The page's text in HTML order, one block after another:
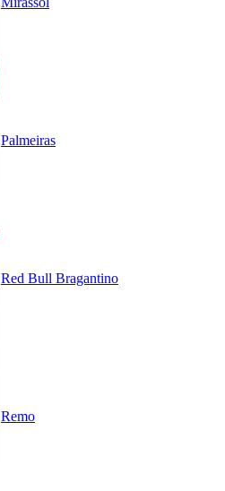
Palmeiras
Red Bull Bragantino
Remo